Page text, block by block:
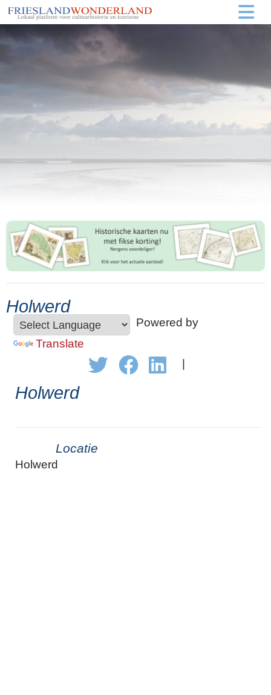
Holwerd
Powered by
Translate
Holwerd
Locatie
Holwerd